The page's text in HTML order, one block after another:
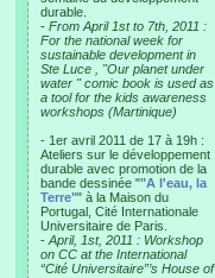
durable.
- From April 1st to 7th, 2011 :
For the national week for
sustainable development in
Ste Luce , "Our planet under
water " comic book is used as
a tool for the kids awareness
workshops (Martinique)
- 1er avril 2011 de 17 à 19h :
Ateliers sur le développement
durable avec promotion de la
bande dessinée ""A l'eau, la
Terre"" à la Maison du
Portugal, Cité Internationale
Universitaire de Paris.
- April, 1st, 2011 : Workshop
on CC at the International
“Cité Universitaire”’s House of